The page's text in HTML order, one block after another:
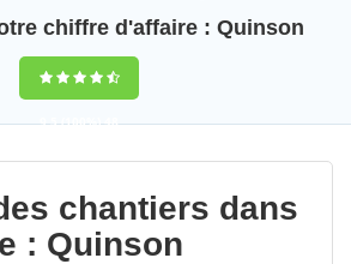
chiffre d'affaire : Quinson
9,5(100%)48
votes
chantiers dans
: Quinson